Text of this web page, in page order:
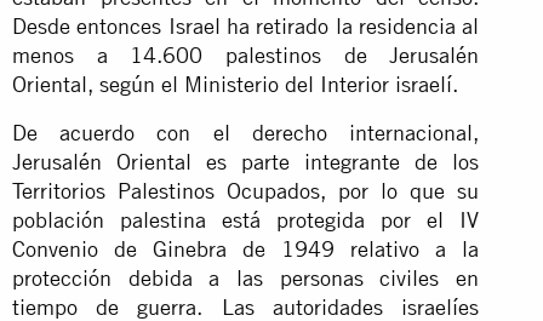
Desde entonces Israel ha retirado la residencia al
menos a 14.600 palestinos de Jerusalén
Oriental, según el Ministerio del Interior israelí.
De acuerdo con el derecho internacional,
Jerusalén Oriental es parte integrante de los
Territorios Palestinos Ocupados, por lo que su
población palestina está protegida por el IV
Convenio de Ginebra de 1949 relativo a la
protección debida a las personas civiles en
tiempo de guerra. Las autoridades israelíes